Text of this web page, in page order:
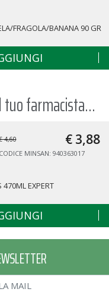
FRAGOLA/BANANA 90 GR
tuo farmacista...
4,60 € 3,88
CODICE MINSAN: 940363017
EXPERT